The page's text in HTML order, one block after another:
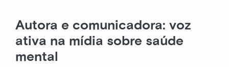
Autora e comunicadora: voz
ativa na mídia sobre saúde
mental